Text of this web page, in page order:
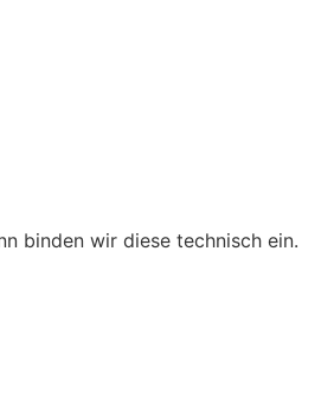
binden wir diese technisch ein.